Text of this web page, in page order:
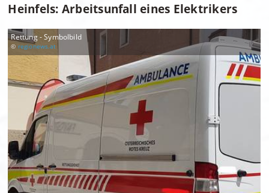
Heinfels: Arbeitsunfall eines Elektrikers
Rettung - Symbolbild
© regionews.at